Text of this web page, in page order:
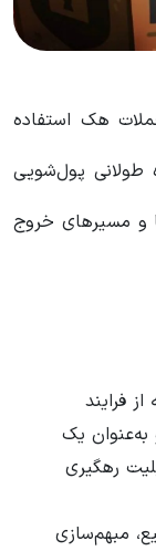
هک استفاده
طولانی پول‌شویی
و مسیرهای خروج
فرایند
یک
رهگیری
مبهم‌سازی